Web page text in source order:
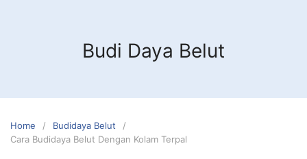
Budi Daya Belut
Home
Budidaya Belut
Cara Budidaya Belut Dengan Kolam Terpal